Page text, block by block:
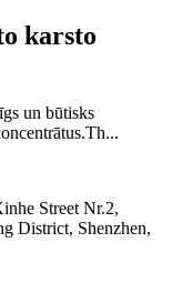
karsto
un būtisks
Street Nr.2,
District, Shenzhen,